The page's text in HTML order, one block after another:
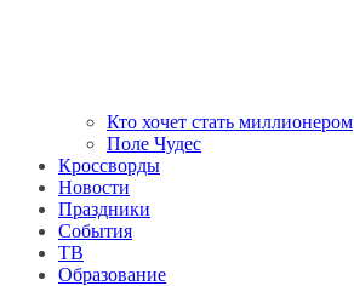
Кто хочет стать миллионером
Поле Чудес
Кроссворды
Новости
Праздники
События
ТВ
Образование